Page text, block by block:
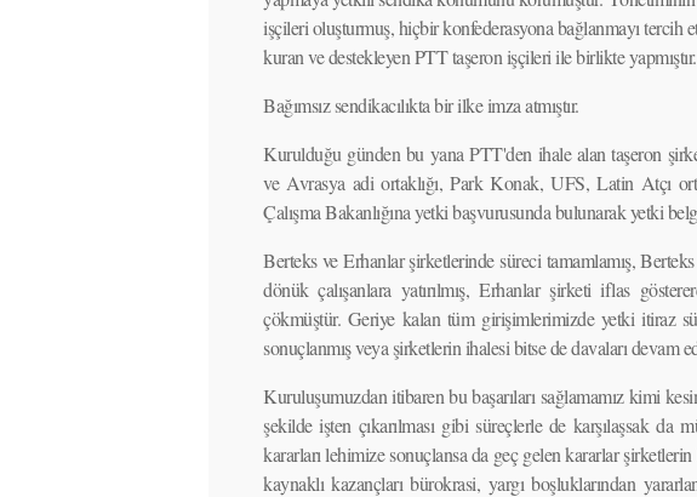
işçileri oluşturmuş, hiçbir konfederasyona bağlanmayı tercih
kuran ve destekleyen PTT taşeron işçileri ile birlikte yapmıştır.
Bağımsız sendikacılıkta bir ilke imza atmıştır.
Kurulduğu günden bu yana PTT'den ihale alan taşeron
ve Avrasya adi ortaklığı, Park Konak, UFS, Latin Atçı
Çalışma Bakanlığına yetki başvurusunda bulunarak yetki
Berteks ve Erhanlar şirketlerinde süreci tamamlamış,
dönük çalışanlara yatırılmış, Erhanlar şirketi iflas
çökmüştür. Geriye kalan tüm girişimlerimizde yetki itiraz
sonuçlanmış veya şirketlerin ihalesi bitse de davaları devam
Kuruluşumuzdan itibaren bu başarıları sağlamamız kimi
şekilde işten çıkarılması gibi süreçlerle de karşılaşsak da
kararları lehimize sonuçlansa da geç gelen kararlar şirketlerin
kaynaklı kazançları bürokrasi, yargı boşluklarından